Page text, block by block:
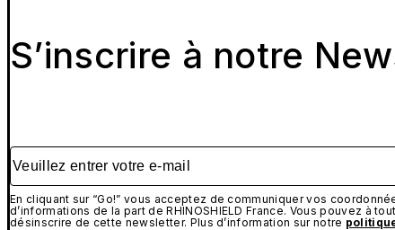
S’inscrire à notre
Veuillez entrer votre e-mail
En cliquant sur “Go!” vous acceptez de communiquer vos
d’informations de la part de RHINOSHIELD France. Vous pouvez à
désinscrire de cette newsletter. Plus d’information sur notre